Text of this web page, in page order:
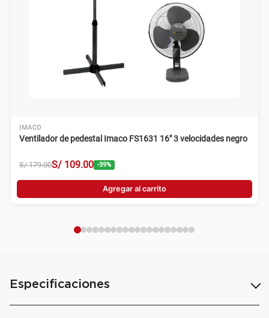
IMACO
Ventilador de pedestal Imaco FS1631 16" 3 velocidades negro
S/ 179.00S/ 109.00 -39%
Agregar al carrito
Especificaciones